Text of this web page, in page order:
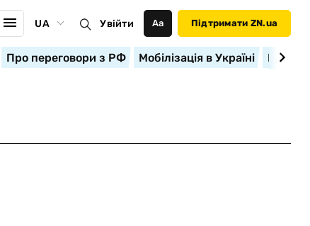
UA Увійти Аа Підтримати ZN.ua
Про переговори з РФ Мобілізація в Україні